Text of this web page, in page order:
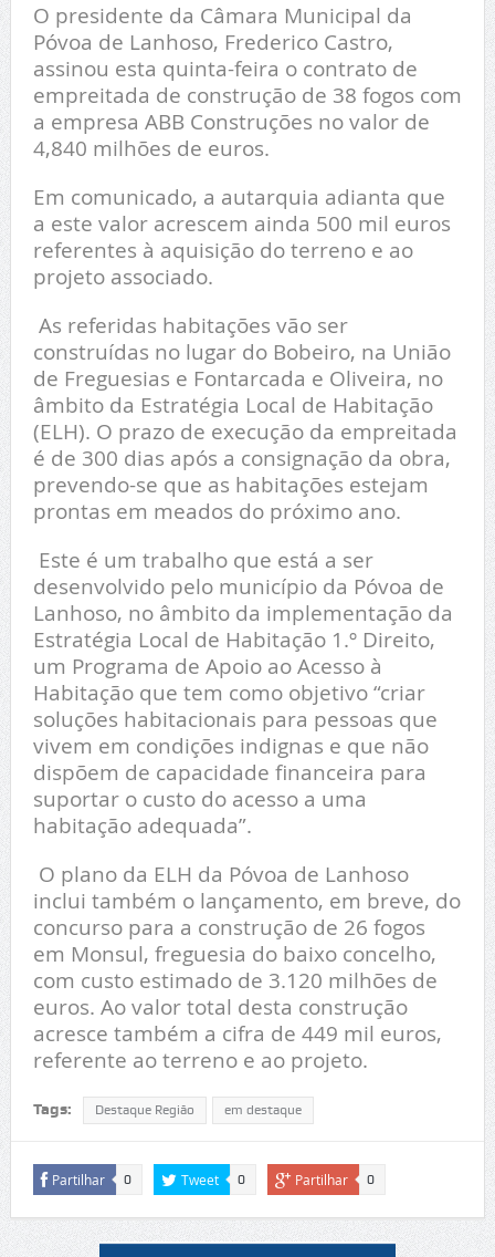
O presidente da Câmara Municipal da
Póvoa de Lanhoso, Frederico Castro,
assinou esta quinta-feira o contrato de
empreitada de construção de 38 fogos com
a empresa ABB Construções no valor de
4,840 milhões de euros.
Em comunicado, a autarquia adianta que
a este valor acrescem ainda 500 mil euros
referentes à aquisição do terreno e ao
projeto associado.
As referidas habitações vão ser
construídas no lugar do Bobeiro, na União
de Freguesias e Fontarcada e Oliveira, no
âmbito da Estratégia Local de Habitação
(ELH). O prazo de execução da empreitada
é de 300 dias após a consignação da obra,
prevendo-se que as habitações estejam
prontas em meados do próximo ano.
Este é um trabalho que está a ser
desenvolvido pelo município da Póvoa de
Lanhoso, no âmbito da implementação da
Estratégia Local de Habitação 1.º Direito,
um Programa de Apoio ao Acesso à
Habitação que tem como objetivo “criar
soluções habitacionais para pessoas que
vivem em condições indignas e que não
dispõem de capacidade financeira para
suportar o custo do acesso a uma
habitação adequada”.
O plano da ELH da Póvoa de Lanhoso
inclui também o lançamento, em breve, do
concurso para a construção de 26 fogos
em Monsul, freguesia do baixo concelho,
com custo estimado de 3.120 milhões de
euros. Ao valor total desta construção
acresce também a cifra de 449 mil euros,
referente ao terreno e ao projeto.
Tags: Destaque Região em destaque
Partilhar 0 Tweet 0 Partilhar 0